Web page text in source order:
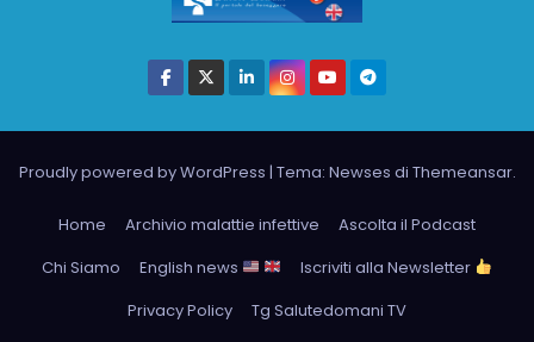
Proudly powered by WordPress | Tema: Newses di Themeansar.
Home Archivio malattie infettive
Ascolta il Podcast
Chi Siamo
English news
Iscriviti alla Newsletter
Privacy Policy
Tg Salutedomani TV